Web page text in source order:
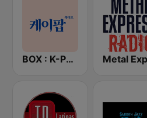
BOX : K-POP 케이팝